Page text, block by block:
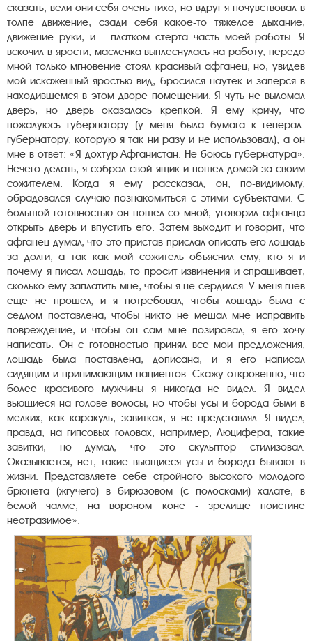
сказать, вели они себя очень тихо, но вдруг я почувствовал в
толпе движение, сзади себя какое-то тяжелое дыхание,
движение руки, и …платком стерта часть моей работы. Я
вскочил в ярости, масленка выплеснулась на работу, передо
мной только мгновение стоял красивый афганец, но, увидев
мой искаженный яростью вид, бросился наутек и заперся в
находившемся в этом дворе помещении. Я чуть не выломал
дверь, но дверь оказалась крепкой. Я ему кричу, что
пожалуюсь губернатору (у меня была бумага к генерал-
губернатору, которую я так ни разу и не использовал), а он
мне в ответ: «Я дохтур Афганистан. Не боюсь губернатура».
Нечего делать, я собрал свой ящик и пошел домой за своим
сожителем. Когда я ему рассказал, он, по-видимому,
обрадовался случаю познакомиться с этими субъектами. С
большой готовностью он пошел со мной, уговорил афганца
открыть дверь и впустить его. Затем выходит и говорит, что
афганец думал, что это пристав прислал описать его лошадь
за долги, а так как мой сожитель объяснил ему, кто я и
почему я писал лошадь, то просит извинения и спрашивает,
сколько ему заплатить мне, чтобы я не сердился. У меня гнев
еще не прошел, и я потребовал, чтобы лошадь была с
седлом поставлена, чтобы никто не мешал мне исправить
повреждение, и чтобы он сам мне позировал, я его хочу
написать. Он с готовностью принял все мои предложения,
лошадь была поставлена, дописана, и я его написал
сидящим и принимающим пациентов. Скажу откровенно, что
более красивого мужчины я никогда не видел. Я видел
вьющиеся на голове волосы, но чтобы усы и борода были в
мелких, как каракуль, завитках, я не представлял. Я видел,
правда, на гипсовых головах, например, Люцифера, такие
завитки, но думал, что это скульптор стилизовал.
Оказывается, нет, такие вьющиеся усы и борода бывают в
жизни. Представляете себе стройного высокого молодого
брюнета (жгучего) в бирюзовом (с полосками) халате, в
белой чалме, на вороном коне - зрелище поистине
неотразимое».